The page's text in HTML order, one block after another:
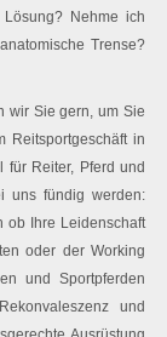
Nehme ich
Trense?
wir Sie gern, um Sie
Reitsportgeschäft in
für Reiter, Pferd und
uns fündig werden:
ob Ihre Leidenschaft
oder der Working
und Sportpferden
und